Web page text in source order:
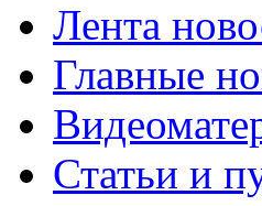
Лента
Главные
Статьи и